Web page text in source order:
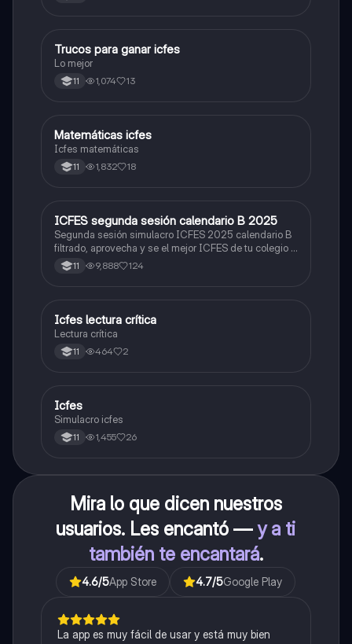
Química
Trucos para ganar icfes
Lo mejor
11 1,074 13
ICFES: Matemáticas
Matemáticas icfes
Icfes matemáticas
11 1,832 18
ICFES: Lectura Crítica
ICFES segunda sesión calendario B 2025
Segunda sesión simulacro ICFES 2025 calendario B
filtrado, aprovecha y se el mejor ICFES de tu colegio y
poder ingresar a universidad, y estudiar aquella
carrera con la que tanto sueñas.
11 9,888 124
Lengua Castellana
Icfes lectura crítica
Lectura crítica
11 464 2
ICFES: Sociales y Ciudadanas
Icfes
Simulacro icfes
11 1,455 26
Mira lo que dicen nuestros
usuarios. Les encantó —y a ti
también te encantará.
4.6/5App Store 4.7/5Google Play
La app es muy fácil de usar y está muy bien